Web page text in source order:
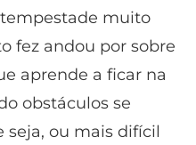
muito
fez andou por sobre
aprende a ficar na
obstáculos se
ou mais difícil